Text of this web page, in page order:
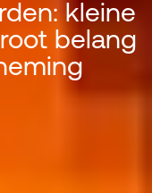
kleine
belang